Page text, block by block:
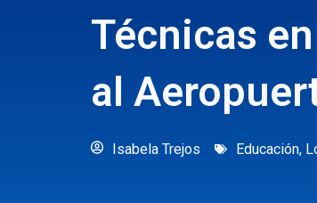
Técnicas
al
Isabela Trejos Educación,